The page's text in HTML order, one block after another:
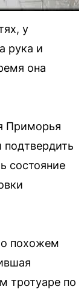
у
рука и
она
Приморья
подтвердить
состояние
о похожем
тротуаре по